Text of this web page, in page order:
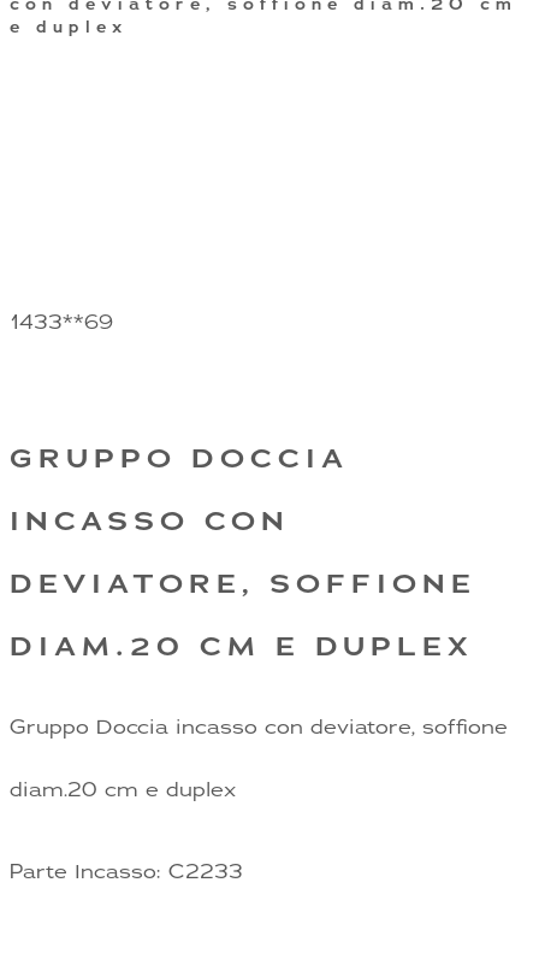
con deviatore, soffione diam.20 cm
e duplex
1433**69
GRUPPO DOCCIA
INCASSO CON
DEVIATORE, SOFFIONE
DIAM.20 CM E DUPLEX
Gruppo Doccia incasso con deviatore, soffione
diam.20 cm e duplex
Parte Incasso: C2233